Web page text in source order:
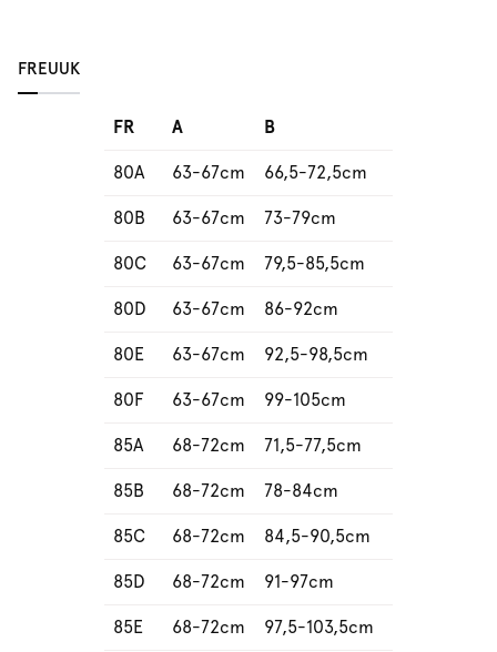
FREUUK
FR A B
80A 63-67cm 66,5-72,5cm
80B 63-67cm 73-79cm
80C 63-67cm 79,5-85,5cm
80D 63-67cm 86-92cm
80E 63-67cm 92,5-98,5cm
80F 63-67cm 99-105cm
85A 68-72cm 71,5-77,5cm
85B 68-72cm 78-84cm
85C 68-72cm 84,5-90,5cm
85D 68-72cm 91-97cm
85E 68-72cm 97,5-103,5cm